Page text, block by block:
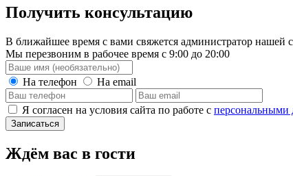
Получить консультацию
В ближайшее время с вами свяжется администратор нашей
Мы перезвоним в рабочее время с 9:00 до 20:00
На телефон На email
Я согласен на условия сайта по работе с персональными
Записаться
Ждём вас в гости